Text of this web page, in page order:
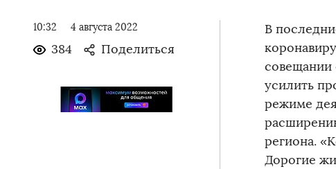
10:32 4 августа 2022
384 Поделиться
В
совещании
усилить
режиме
региона.
Дорогие